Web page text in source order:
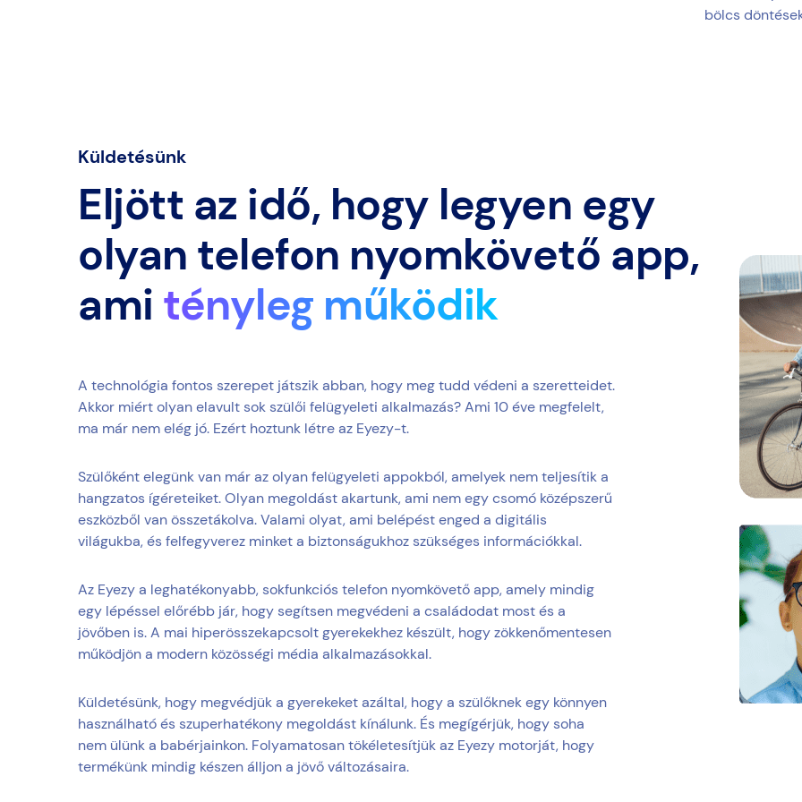
bölcs
Küldetésünk
Eljött az idő, hogy legyen egy
olyan telefon nyomkövető app,
ami tényleg működik
A technológia fontos szerepet játszik abban, hogy meg tudd védeni a szeretteidet.
Akkor miért olyan elavult sok szülői felügyeleti alkalmazás? Ami 10 éve megfelelt,
ma már nem elég jó. Ezért hoztunk létre az Eyezy-t.
Szülőként elegünk van már az olyan felügyeleti appokból, amelyek nem teljesítik a
hangzatos ígéreteiket. Olyan megoldást akartunk, ami nem egy csomó középszerű
eszközből van összetákolva. Valami olyat, ami belépést enged a digitális
világukba, és felfegyverez minket a biztonságukhoz szükséges információkkal.
Az Eyezy a leghatékonyabb, sokfunkciós telefon nyomkövető app, amely mindig
egy lépéssel előrébb jár, hogy segítsen megvédeni a családodat most és a
jövőben is. A mai hiperösszekapcsolt gyerekekhez készült, hogy zökkenőmentesen
működjön a modern közösségi média alkalmazásokkal.
Küldetésünk, hogy megvédjük a gyerekeket azáltal, hogy a szülőknek egy könnyen
használható és szuperhatékony megoldást kínálunk. És megígérjük, hogy soha
nem ülünk a babérjainkon. Folyamatosan tökéletesítjük az Eyezy motorját, hogy
termékünk mindig készen álljon a jövő változásaira.